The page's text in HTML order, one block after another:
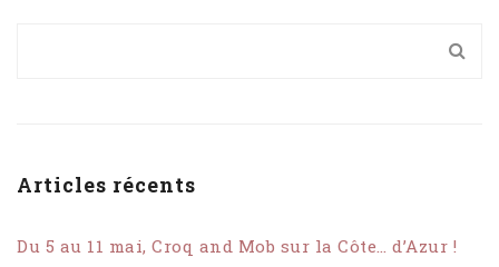
Articles récents
Du 5 au 11 mai, Croq and Mob sur la Côte… d’Azur !